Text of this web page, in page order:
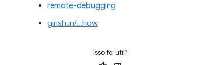
remote-debugging
girish.in/…how
Isso foi útil?